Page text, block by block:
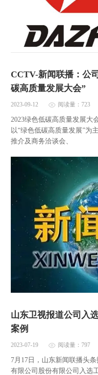
CCTV-新闻联播：公
碳高质量发展大会”
2023-09-12 阅读量：723
2023绿色低碳高质量发展大
以“绿色低碳高质量发展”为
推介及商务洽谈会、
山东卫视报道公司入
案例
2023-07-19 阅读量：797
7月17日，山东新闻联播头
有限公司股份有限公司入选